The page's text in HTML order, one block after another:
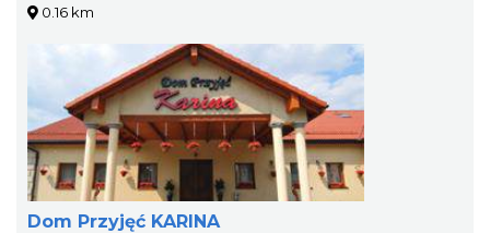
0.16 km
Dom Przyjęć KARINA